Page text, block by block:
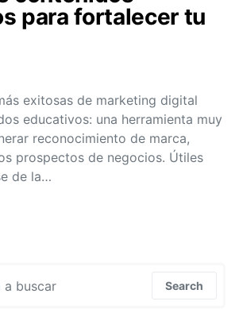
para fortalecer tu
exitosas de marketing digital
educativos: una herramienta muy
reconocimiento de marca,
prospectos de negocios. Útiles
de la…
Search